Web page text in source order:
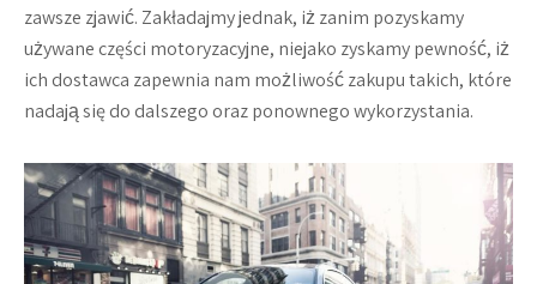
zawsze zjawić. Zakładajmy jednak, iż zanim pozyskamy
używane części motoryzacyjne, niejako zyskamy pewność, iż
ich dostawca zapewnia nam możliwość zakupu takich, które
nadają się do dalszego oraz ponownego wykorzystania.